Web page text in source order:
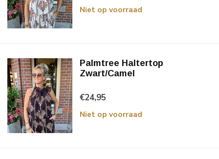
Niet op voorraad
Palmtree Haltertop
Zwart/Camel
€24,95
Niet op voorraad